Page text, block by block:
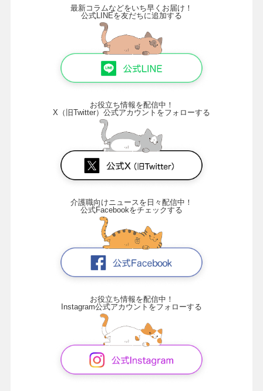
最新コラムなどをいち早くお届け！
公式LINEを友だちに追加する
お役立ち情報を配信中！
X（旧Twitter）公式アカウントをフォローする
介護職向けニュースを日々配信中！
公式Facebookをチェックする
お役立ち情報を配信中！
Instagram公式アカウントをフォローする